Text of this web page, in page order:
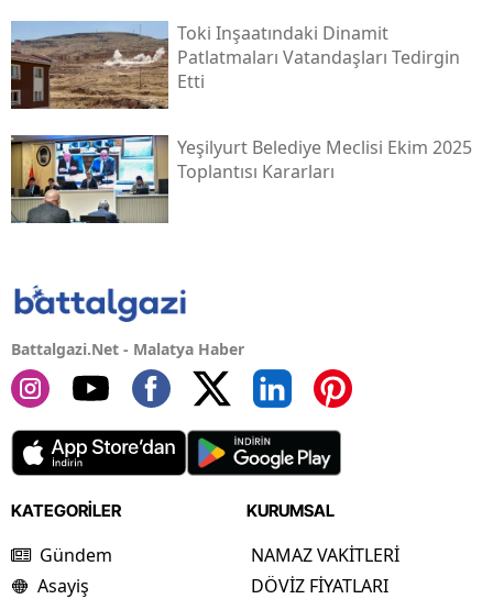
Toki̇ Inşaatındaki Dinamit
Patlatmaları Vatandaşları Tedirgin
Etti
Yeşilyurt Belediye Meclisi Ekim 2025
Toplantısı Kararları
Battalgazi.Net - Malatya Haber
KATEGORİLER
Gündem
Asayiş
KURUMSAL
NAMAZ VAKİTLERİ
DÖVİZ FİYATLARI